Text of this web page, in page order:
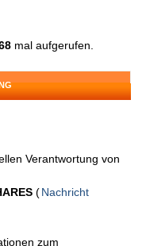
mal aufgerufen.
Verantwortung von
(Nachricht
zum